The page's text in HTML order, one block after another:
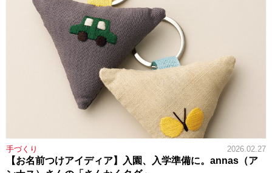
手づくり 2026.02.27
【お名前つけアイディア】入園、入学準備に。annas（ア